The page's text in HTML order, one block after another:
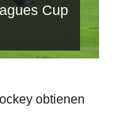
Cup
obtienen